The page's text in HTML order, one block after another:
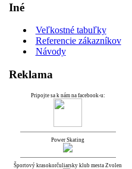
Iné
Veľkostné tabuľky
Referencie zákazníkov
Návody
Reklama
Pripojte sa k nám na facebook-u:
Power Skating
Športový krasokorčuliarsky klub mesta Zvolen